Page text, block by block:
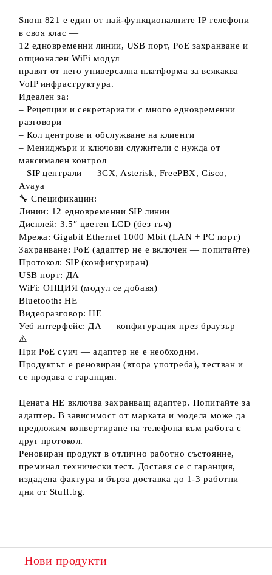
Snom 821 е един от най-функционалните IP телефони
в своя клас —
12 едновременни линии, USB порт, PoE захранване и
опционален WiFi модул
правят от него универсална платформа за всякаква
VoIP инфраструктура.
Идеален за:
– Рецепции и секретариати с много едновременни
разговори
– Кол центрове и обслужване на клиенти
– Мениджъри и ключови служители с нужда от
максимален контрол
– SIP централи — 3CX, Asterisk, FreePBX, Cisco,
Avaya
🔧 Спецификации:
Линии: 12 едновременни SIP линии
Дисплей: 3.5″ цветен LCD (без тъч)
Мрежа: Gigabit Ethernet 1000 Mbit (LAN + PC порт)
Захранване: PoE (адаптер не е включен — попитайте)
Протокол: SIP (конфигуриран)
USB порт: ДА
WiFi: ОПЦИЯ (модул се добавя)
Bluetooth: НЕ
Видеоразговор: НЕ
Уеб интерфейс: ДА — конфигурация през браузър
⚠️
При PoE суич — адаптер не е необходим.
Продуктът е реновиран (втора употреба), тестван и
се продава с гаранция.
Цената НЕ включва захранващ адаптер. Попитайте за
адаптер. В зависимост от марката и модела може да
предложим конвертиране на телефона към работа с
друг протокол.
Реновиран продукт в отлично работно състояние,
преминал технически тест. Доставя се с гаранция,
издадена фактура и бърза доставка до 1-3 работни
дни от Stuff.bg.
Нови продукти